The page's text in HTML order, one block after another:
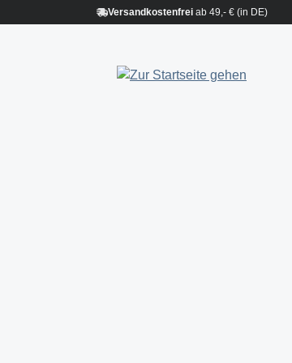
Versandkostenfreiab 49,- € (in DE)